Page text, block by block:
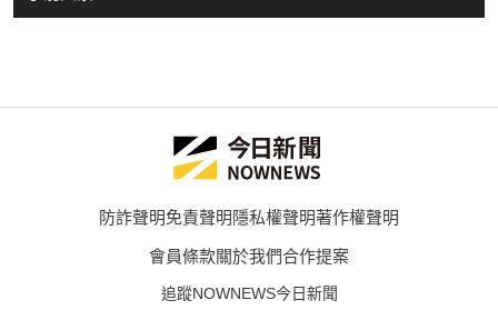
防詐聲明免責聲明隱私權聲明著作權聲明
會員條款關於我們合作提案
追蹤NOWNEWS今日新聞